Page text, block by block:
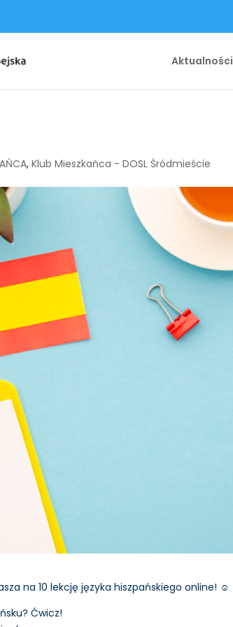
Aktualności
,Klub Mieszkańca - DOSL Śródmieście
na 10 lekcję języka hiszpańskiego online! ☺️
Ćwicz!